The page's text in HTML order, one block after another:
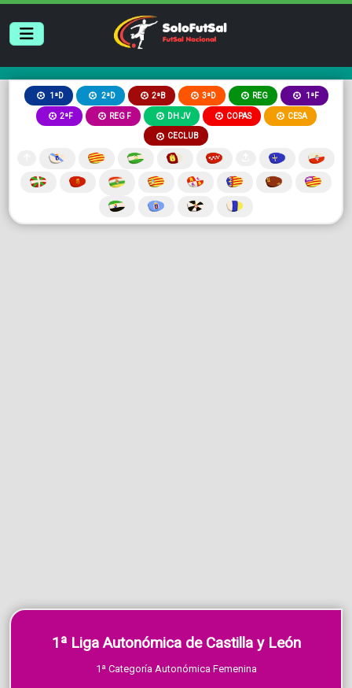
1ªD 2ªD 2ªB 3ªD REG 1ªF
2ªF REG F DH JV COPAS CESA
CECLUB
1ª Liga Autonómica de Castilla y León
1ª Categoría Autonómica Femenina